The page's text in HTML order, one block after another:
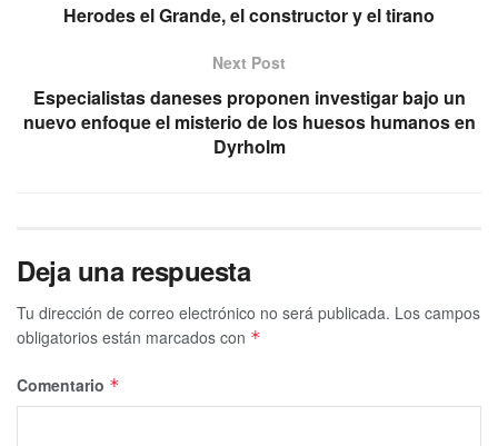
Herodes el Grande, el constructor y el tirano
Next Post
Especialistas daneses proponen investigar bajo un
nuevo enfoque el misterio de los huesos humanos en
Dyrholm
Deja una respuesta
Tu dirección de correo electrónico no será publicada. Los campos
obligatorios están marcados con *
Comentario *